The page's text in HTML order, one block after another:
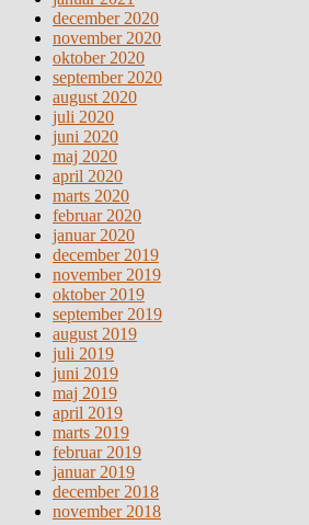
december 2020
november 2020
oktober 2020
september 2020
august 2020
juli 2020
juni 2020
maj 2020
april 2020
marts 2020
februar 2020
januar 2020
december 2019
november 2019
oktober 2019
september 2019
august 2019
juli 2019
juni 2019
maj 2019
april 2019
marts 2019
februar 2019
januar 2019
december 2018
november 2018